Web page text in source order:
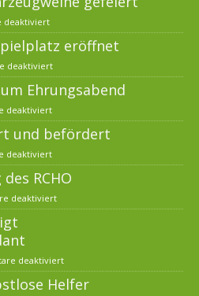
deaktiviert
eröffnet
deaktiviert
Ehrungsabend
deaktiviert
und befördert
deaktiviert
RCHO
deaktiviert
deaktiviert
Helfer